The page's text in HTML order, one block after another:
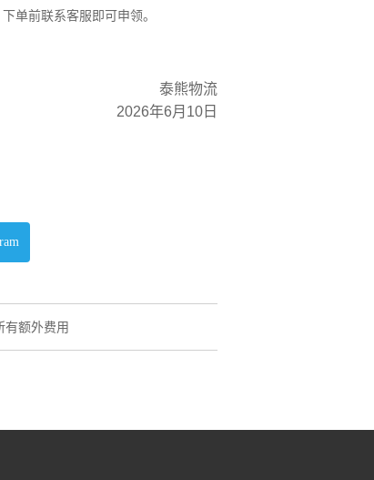
单前联系客服即可申领。
泰熊物流
2026年6月10日
有额外费用